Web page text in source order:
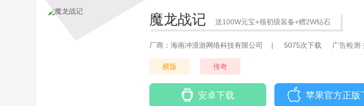
魔龙战记 送100W元宝+领初级装备+赠2W钻石
厂商：海南冲浪游网络科技有限公司 | 5075次下载 广告检测
横版 传奇
安卓下载 苹果官方正版